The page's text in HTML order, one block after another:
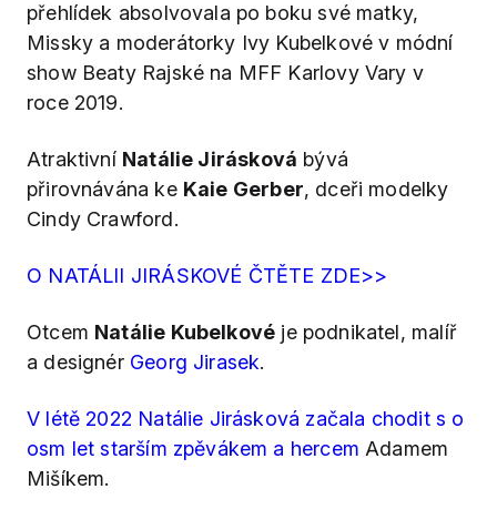
přehlídek absolvovala po boku své matky,
Missky a moderátorky Ivy Kubelkové v módní
show Beaty Rajské na MFF Karlovy Vary v
roce 2019.
Atraktivní Natálie Jirásková bývá
přirovnávána ke Kaie Gerber, dceři modelky
Cindy Crawford.
O NATÁLII JIRÁSKOVÉ ČTĚTE ZDE>>
Otcem Natálie Kubelkové je podnikatel, malíř
a designér Georg Jirasek.
V létě 2022 Natálie Jirásková začala chodit s o
osm let starším zpěvákem a hercem Adamem
Mišíkem.